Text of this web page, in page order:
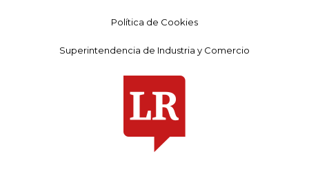
Política de Cookies
Superintendencia de Industria y Comercio